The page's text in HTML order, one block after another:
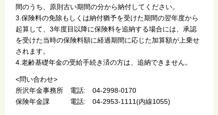
間のうち、原則古い期間の分から納付してください。
3.保険料の免除もしくは納付猶予を受けた期間の翌年度から
起算して、3年度目以降に保険料を追納する場合には、承認
を受けた当時の保険料額に経過期間に応じた加算額が上乗せ
されます。
4.老齢基礎年金の受給手続き済の方は、追納できません。
<問い合わせ>
所沢年金事務所 電話: 04-2998-0170
保険年金課 電話: 04-2953-1111(内線1055)